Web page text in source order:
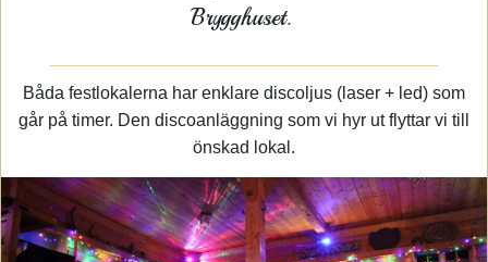
Brygghuset.
Båda festlokalerna har enklare discoljus (laser + led) som
går på timer. Den discoanläggning som vi hyr ut flyttar vi till
önskad lokal.